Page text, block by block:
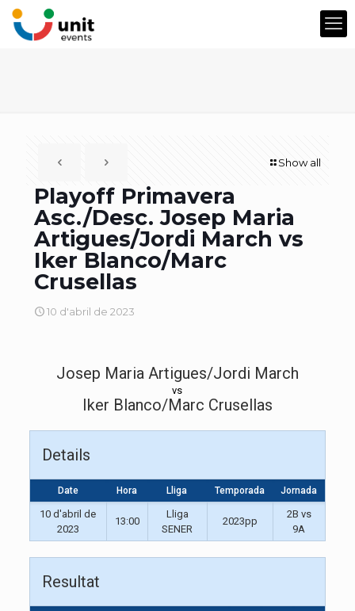
Show all
Playoff Primavera
Asc./Desc. Josep Maria
Artigues/Jordi March vs
Iker Blanco/Marc
Crusellas
10 d'abril de 2023
Josep Maria Artigues/Jordi March
vs
Iker Blanco/Marc Crusellas
Details
Date Hora Lliga Temporada Jornada
10 d'abril de
2023
13:00
Lliga
SENER
2023pp
2B vs
9A
Resultat